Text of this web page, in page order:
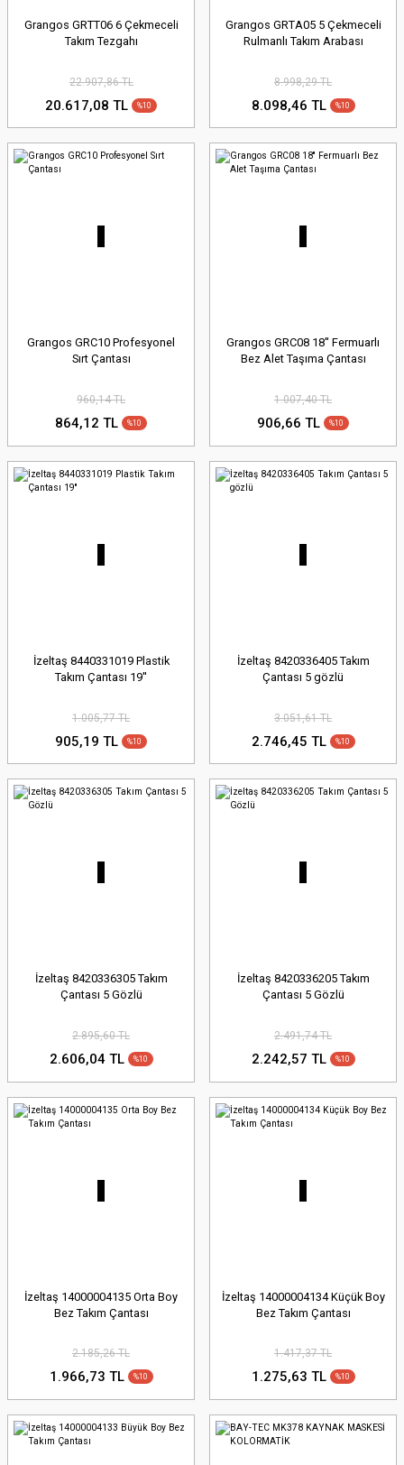
Grangos GRTT06 6 Çekmeceli
Takım Tezgahı
22.907,86 TL
20.617,08 TL %10
Grangos GRTA05 5 Çekmeceli
Rulmanlı Takım Arabası
8.998,29 TL
8.098,46 TL %10
Grangos GRC10 Profesyonel
Sırt Çantası
960,14 TL
864,12 TL %10
Grangos GRC08 18'' Fermuarlı
Bez Alet Taşıma Çantası
1.007,40 TL
906,66 TL %10
İzeltaş 8440331019 Plastik
Takım Çantası 19''
1.005,77 TL
905,19 TL %10
İzeltaş 8420336405 Takım
Çantası 5 gözlü
3.051,61 TL
2.746,45 TL %10
İzeltaş 8420336305 Takım
Çantası 5 Gözlü
2.895,60 TL
2.606,04 TL %10
İzeltaş 8420336205 Takım
Çantası 5 Gözlü
2.491,74 TL
2.242,57 TL %10
İzeltaş 14000004135 Orta Boy
Bez Takım Çantası
2.185,26 TL
1.966,73 TL %10
İzeltaş 14000004134 Küçük Boy
Bez Takım Çantası
1.417,37 TL
1.275,63 TL %10